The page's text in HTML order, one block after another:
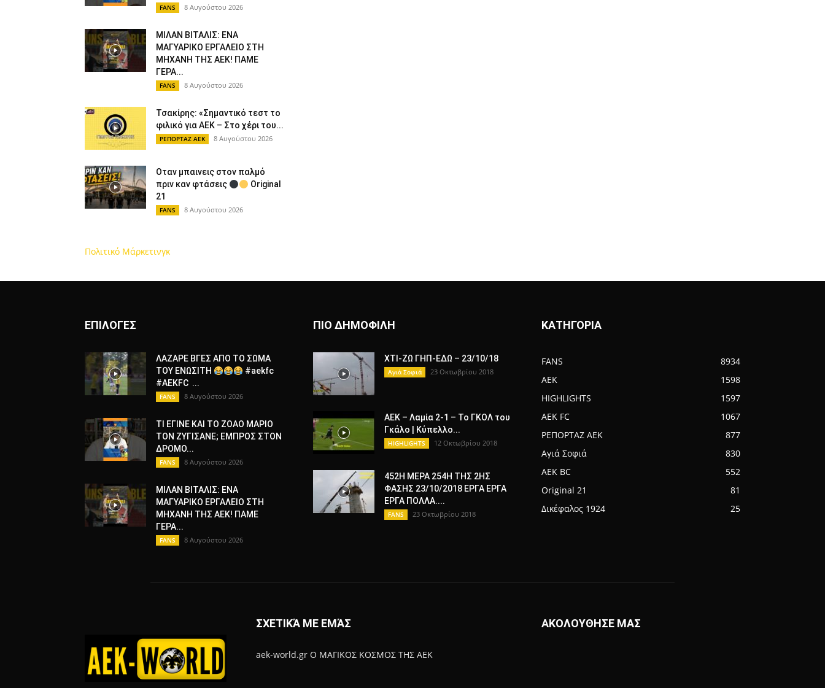
FANS 8 Αυγούστου 2026
ΜΙΛΑΝ ΒΙΤΑΛΙΣ: ΕΝΑ
ΜΑΓΥΑΡΙΚΟ ΕΡΓΑΛΕΙΟ ΣΤΗ
ΜΗΧΑΝΗ ΤΗΣ ΑΕΚ! ΠΑΜΕ
ΓΕΡΑ...
FANS 8 Αυγούστου 2026
Τσακίρης: «Σημαντικό τεστ το
φιλικό για ΑΕΚ – Στο χέρι του...
ΡΕΠΟΡΤΑΖ ΑΕΚ 8 Αυγούστου 2026
Οταν μπαινεις στον παλμό
πριν καν φτάσεις
Original
21
FANS 8 Αυγούστου 2026
Πολιτικό Μάρκετινγκ
ΕΠΙΛΟΓΕΣ
ΛΑΖΑΡΕ ΒΓΕΣ ΑΠΟ ΤΟ ΣΩΜΑ
ΤΟΥ ΕΝΩΣΙΤΗ
#aekfc
#AEKFC ​...
FANS 8 Αυγούστου 2026
ΤΙ ΕΓΙΝΕ ΚΑΙ ΤΟ ΖΟΑΟ ΜΑΡΙΟ
ΤΟΝ ΖΥΓΙΣΑΝΕ; ΕΜΠΡΟΣ ΣΤΟΝ
ΔΡΟΜΟ...
FANS 8 Αυγούστου 2026
ΜΙΛΑΝ ΒΙΤΑΛΙΣ: ΕΝΑ
ΜΑΓΥΑΡΙΚΟ ΕΡΓΑΛΕΙΟ ΣΤΗ
ΜΗΧΑΝΗ ΤΗΣ ΑΕΚ! ΠΑΜΕ
ΓΕΡΑ...
FANS 8 Αυγούστου 2026
ΠΙΟ ΔΗΜΟΦΙΛΗ
ΧΤΙ-ΖΩ ΓΗΠ-ΕΔΩ – 23/10/18
Αγιά Σοφιά 23 Οκτωβρίου 2018
ΑΕΚ – Λαμία 2-1 – Το ΓΚΟΛ του
Γκάλο | Κύπελλο...
HIGHLIGHTS 12 Οκτωβρίου 2018
452Η ΜΕΡΑ 254Η ΤΗΣ 2ΗΣ
ΦΑΣΗΣ 23/10/2018 ΕΡΓΑ ΕΡΓΑ
ΕΡΓΑ ΠΟΛΛΑ....
FANS 23 Οκτωβρίου 2018
ΚΑΤΗΓΟΡΙΑ
FANS
8934
AEK
1598
HIGHLIGHTS
1597
AEK FC
1067
ΡΕΠΟΡΤΑΖ ΑΕΚ
877
Αγιά Σοφιά
830
AEK BC
552
Original 21
81
Δικέφαλος 1924
25
ΣΧΕΤΙΚΆ ΜΕ ΕΜΆΣ
aek-world.gr Ο ΜΑΓΙΚΟΣ ΚΟΣΜΟΣ ΤΗΣ ΑΕΚ
ΑΚΟΛΟΥΘΗΣΕ ΜΑΣ